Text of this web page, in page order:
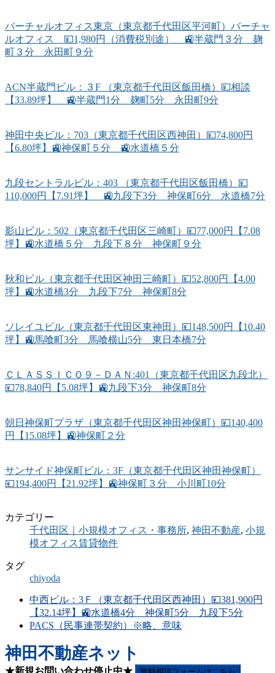
バーチャルオフィス東京（東京都千代田区平河町）バーチャ
ルオフィス 💴1,980円（消費税別途） 🚉半蔵門３分 麹
町３分 永田町９分
ACN半蔵門ビル：３F （東京都千代田区飯田橋）💴相談
【33.89坪】 🚉半蔵門1分 麹町5分 永田町9分
神田中央ビル：703（東京都千代田区西神田）💴74,800円
【6.80坪】🚉神保町５分 🚉水道橋５分
九段セントラルビル：403 （東京都千代田区飯田橋）💴
110,000円【7.91坪】 🚉九段下3分 神保町6分 水道橋7分
影山ビル：502（東京都千代田区三崎町）💴77,000円【7.08
坪】🚉水道橋５分 九段下８分 神保町９分
秋和ビル（東京都千代田区神田三崎町）💴52,800円【4.00
坪】🚉水道橋3分 九段下7分 神保町8分
ソレイユビル（東京都千代田区東神田）💴148,500円【10.40
坪】🚉馬喰町3分 馬喰横山5分 東日本橋7分
ＣＬＡＳＳＩＣＯ９－ＤＡＮ:401（東京都千代田区九段北）
💴78,840円【5.08坪】🚉九段下3分 神保町8分
朝日神保町プラザ（東京都千代田区神田神保町）💴140,400
円【15.08坪】🚉神保町２分
サンサイド神保町ビル：3F（東京都千代田区神田神保町）
💴194,400円【21.92坪】🚉神保町３分 小川町10分
カテゴリー
千代田区｜小規模オフィス・事務所, 神田不動産, 小規
模オフィス賃貸物件
タグ
chiyoda
中西ビル：3Ｆ（東京都千代田区西神田）💴381,900円
【32.14坪】🚉水道橋4分 神保町5分 九段下5分
PACS（民事連帯契約）※略、意味
神田不動産ネット
★新規お問い合わせ停止中★